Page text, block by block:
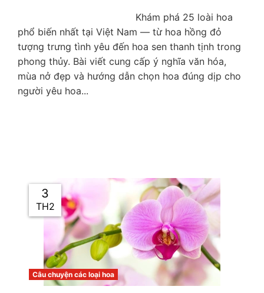
phổ biến nhất tại Việt Nam — từ hoa hồng đỏ
tượng trưng tình yêu đến hoa sen thanh tịnh trong
phong thủy. Bài viết cung cấp ý nghĩa văn hóa,
mùa nở đẹp và hướng dẫn chọn hoa đúng dịp cho
người yêu hoa...
3
TH2
Câu chuyện các loại hoa